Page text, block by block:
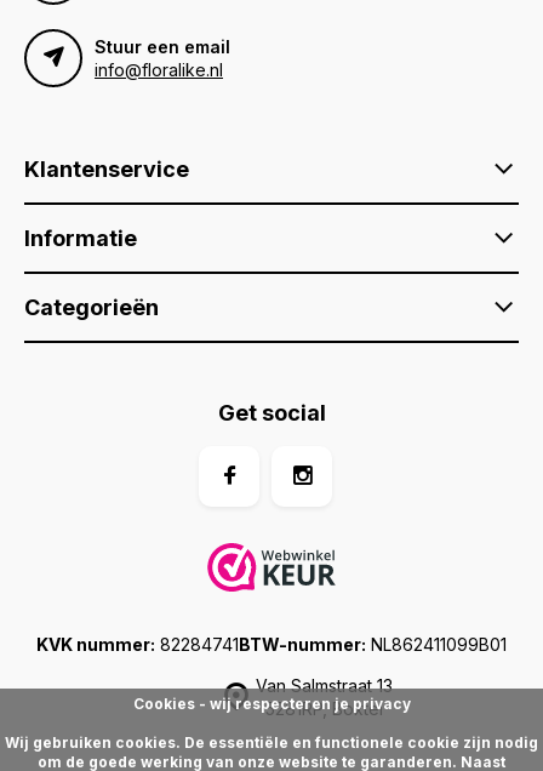
Stuur een email
info@floralike.nl
Klantenservice
Informatie
Categorieën
Van Salmstraat 13
5281RP, Boxtel
KVK nummer: 82284741BTW-nummer: NL862411099B01
Get social
Cookies - wij respecteren je privacy
Wij gebruiken cookies. De essentiële en functionele cookie zijn nodig
om de goede werking van onze website te garanderen. Naast